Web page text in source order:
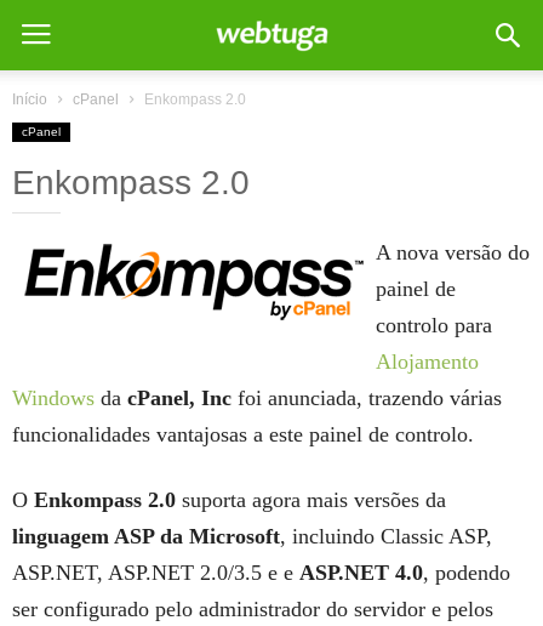
Início cPanel Enkompass 2.0
cPanel
Enkompass 2.0
A nova versão do
painel de
controlo para
Alojamento
Windows da cPanel, Inc foi anunciada, trazendo várias
funcionalidades vantajosas a este painel de controlo.
O Enkompass 2.0 suporta agora mais versões da
linguagem ASP da Microsoft, incluindo Classic ASP,
ASP.NET, ASP.NET 2.0/3.5 e e ASP.NET 4.0, podendo
ser configurado pelo administrador do servidor e pelos